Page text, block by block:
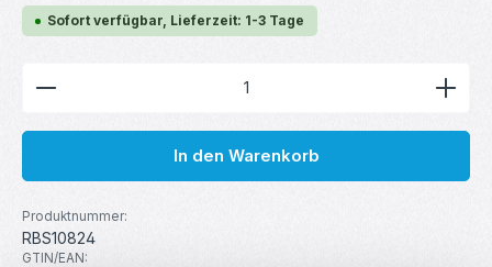
Sofort verfügbar, Lieferzeit: 1-3 Tage
Produkt Anzahl: Gib den gewünschten Wert ein
In den Warenkorb
Produktnummer:
RBS10824
GTIN/EAN: